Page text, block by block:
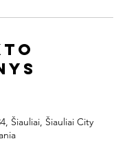
Šiauliai, Šiauliai City